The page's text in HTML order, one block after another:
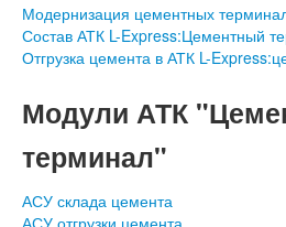
Модернизация цементных
Состав АТК L-Express:Цементный
Отгрузка цемента в АТК L-
Модули АТК
терминал"
АСУ склада цемента
АСУ отгрузки цемента